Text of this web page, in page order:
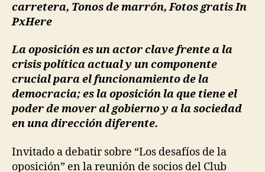
La oposición es un actor clave frente a la
crisis política actual y un componente
crucial para el funcionamiento de la
democracia; es la oposición la que tiene el
poder de mover al gobierno y a la sociedad
en una dirección diferente.
Invitado a debatir sobre “Los desafíos de la
oposición” en la reunión de socios del Club